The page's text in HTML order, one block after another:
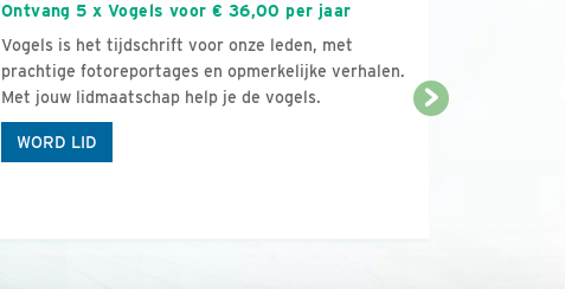
Ontvang 5 x Vogels voor € 36,00 per jaar
Vogels is het tijdschrift voor onze leden, met
prachtige fotoreportages en opmerkelijke verhalen.
Met jouw lidmaatschap help je de vogels.
WORD LID